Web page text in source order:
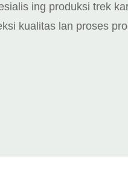
ing produksi trek
kualitas lan proses